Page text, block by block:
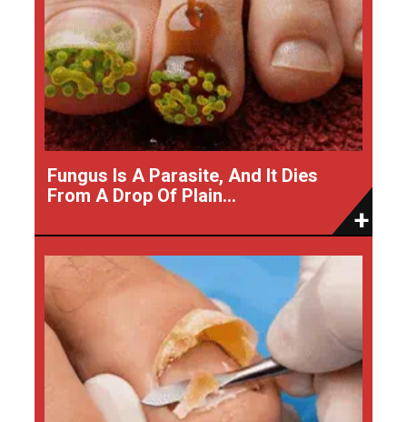
Fungus Is A Parasite, And It Dies
From A Drop Of Plain...